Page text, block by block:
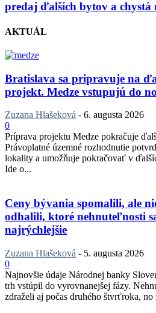
predaj ďalších bytov a chystá
AKTUÁL
Bratislava sa pripravuje na
projekt. Medze vstupujú do
Zuzana Hlašeková - 6. augusta 2026
0
Príprava projektu Medze pokračuje
Právoplatné územné rozhodnutie
lokality a umožňuje pokračovať v
Ide o...
Ceny bývania spomalili, ale
odhalili, ktoré nehnuteľnosti
najrýchlejšie
Zuzana Hlašeková - 5. augusta 2026
0
Najnovšie údaje Národnej banky
trh vstúpil do vyrovnanejšej fázy.
zdraželi aj počas druhého štvrťroka, no